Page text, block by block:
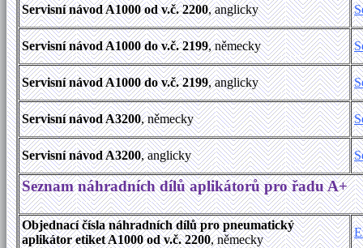
Servisní návod A1000 od v.č. 2200, anglicky
Servisní návod A1000 do v.č. 2199, německy
Servisní návod A1000 do v.č. 2199, anglicky
Servisní návod A3200, německy
Servisní návod A3200, anglicky
Seznam náhradních dílů aplikátorů pro řadu A+
Objednací čísla náhradních dílů pro pneumatický
aplikátor etiket A1000 od v.č. 2200, německy